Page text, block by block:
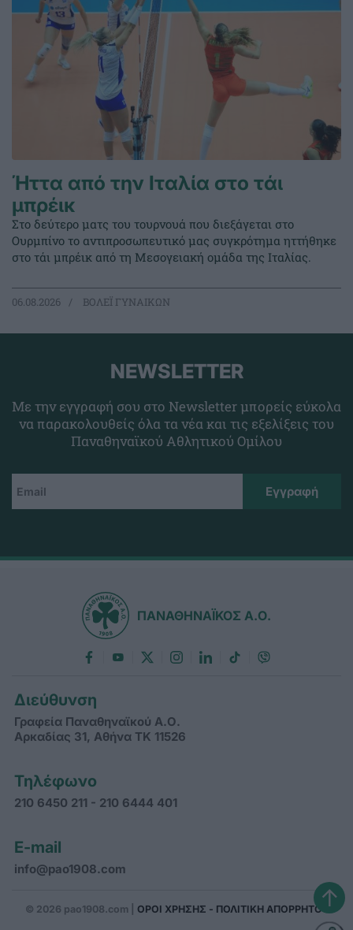
Ήττα από την Ιταλία στο τάι
μπρέικ
Στο δεύτερο ματς του τουρνουά που διεξάγεται στο
Ουρμπίνο το αντιπροσωπευτικό μας συγκρότημα ηττήθηκε
στο τάι μπρέικ από τη Μεσογειακή ομάδα της Ιταλίας.
06.08.2026 ΒΟΛΕΪ ΓΥΝΑΙΚΩΝ
NEWSLETTER
Με την εγγραφή σου στο Newsletter μπορείς εύκολα
να παρακολουθείς όλα τα νέα και τις εξελίξεις του
Παναθηναϊκού Αθλητικού Ομίλου
ΠΑΝΑΘΗΝΑΪΚΟΣ Α.Ο.
Διεύθυνση
Γραφεία Παναθηναϊκού Α.Ο.
Αρκαδίας 31, Αθήνα ΤΚ 11526
Τηλέφωνο
210 6450 211 - 210 6444 401
E-mail
info@pao1908.com
© 2026 pao1908.com | ΟΡΟΙ ΧΡΗΣΗΣ - ΠΟΛΙΤΙΚΗ ΑΠΟΡΡΗΤΟΥ↑